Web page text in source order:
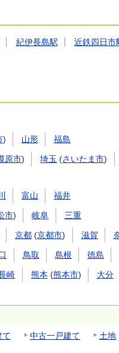
紀伊長島駅 近鉄四日市
) 山形 福島
原市) 埼玉 (さいたま市)
富山 福井
市) 岐阜 三重
京都 (京都市) 滋賀
鳥取 島根 徳島
崎 熊本 (熊本市) 大分
て 中古一戸建て 土地